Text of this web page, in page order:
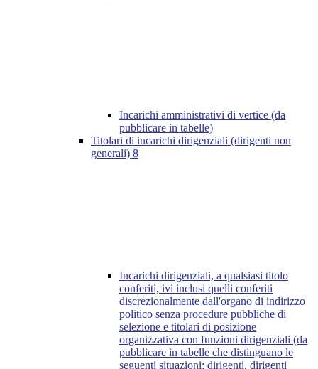
Incarichi amministrativi di vertice (da
pubblicare in tabelle)
Titolari di incarichi dirigenziali (dirigenti non
generali) 8
Incarichi dirigenziali, a qualsiasi titolo
conferiti, ivi inclusi quelli conferiti
discrezionalmente dall'organo di indirizzo
politico senza procedure pubbliche di
selezione e titolari di posizione
organizzativa con funzioni dirigenziali (da
pubblicare in tabelle che distinguano le
seguenti situazioni: dirigenti, dirigenti